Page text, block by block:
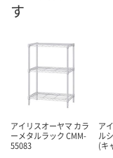
す
アイリスオーヤマ カラ
ーメタルラック CMM-
55083
ア
ル
(キ